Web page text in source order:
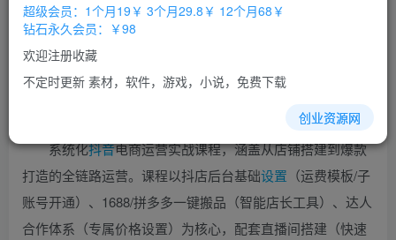
立即购买
您当前未登录！建议登陆后购买，办理会员包月更省钱，可保存购
系统化抖音电商运营实战课程，涵盖从店铺搭建到爆款
打造的全链路运营。课程以抖店后台基础设置 （运费模板/子
账号开通）、1688/拼多多一键搬品（智能店长工具）、达人
合作体系（专属价格设置）为核心，配套直播间搭建（快速
超级会员：1个月19￥ 3个月29.8￥ 12个月68￥
钻石永久会员：￥98
欢迎注册收藏
不定时更新 素材，软件，游戏，小说，免费下载
创业资源网